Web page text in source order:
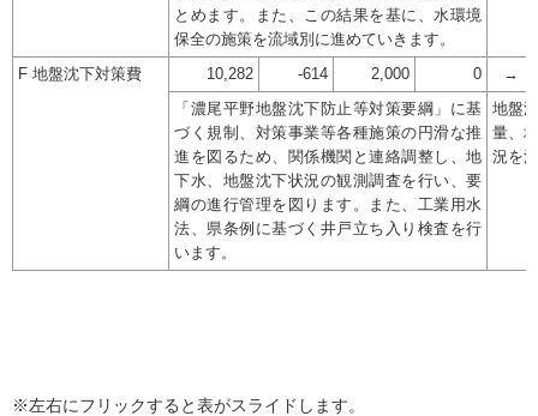
とめます。また、この結果を基に、水環境
保全の施策を流域別に進めていきます。
F 地盤沈下対策費 10,282 -614 2,000 0 →
「濃尾平野地盤沈下防止等対策要綱」に基
づく規制、対策事業等各種施策の円滑な推
進を図るため、関係機関と連絡調整し、地
下水、地盤沈下状況の観測調査を行い、要
綱の進行管理を図ります。また、工業用水
法、県条例に基づく井戸立ち入り検査を行
います。
地盤
量、
況を
※左右にフリックすると表がスライドします。